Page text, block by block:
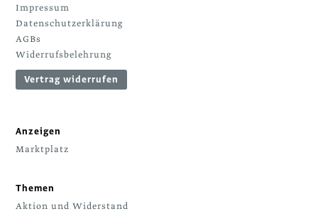
Impressum
Datenschutzerklärung
AGBs
Widerrufsbelehrung
Vertrag widerrufen
Anzeigen
Marktplatz
Themen
Aktion und Widerstand